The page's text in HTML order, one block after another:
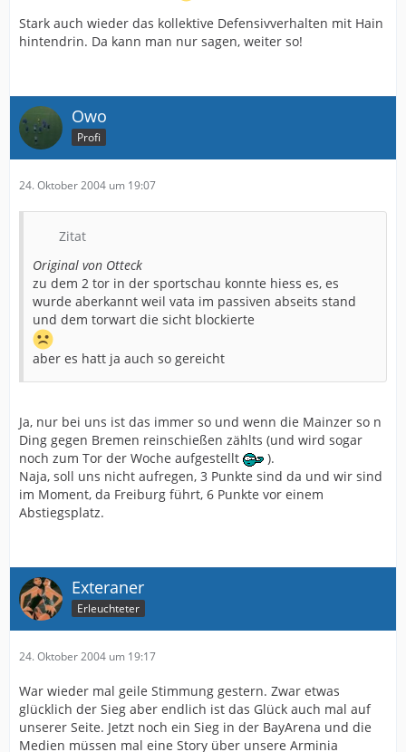
Stark auch wieder das kollektive Defensivverhalten mit Hain
hintendrin. Da kann man nur sagen, weiter so!
Owo
Profi
24. Oktober 2004 um 19:07
Zitat
Original von Otteck
zu dem 2 tor in der sportschau konnte hiess es, es
wurde aberkannt weil vata im passiven abseits stand
und dem torwart die sicht blockierte
aber es hatt ja auch so gereicht
Ja, nur bei uns ist das immer so und wenn die Mainzer so n
Ding gegen Bremen reinschießen zählts (und wird sogar
noch zum Tor der Woche aufgestellt
).
Naja, soll uns nicht aufregen, 3 Punkte sind da und wir sind
im Moment, da Freiburg führt, 6 Punkte vor einem
Abstiegsplatz.
Exteraner
Erleuchteter
24. Oktober 2004 um 19:17
War wieder mal geile Stimmung gestern. Zwar etwas
glücklich der Sieg aber endlich ist das Glück auch mal auf
unserer Seite. Jetzt noch ein Sieg in der BayArena und die
Medien müssen mal eine Story über unsere Arminia